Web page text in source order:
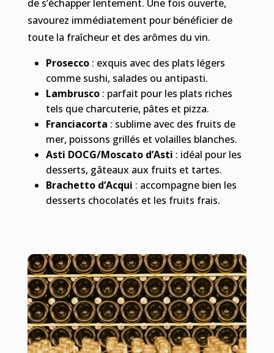
de s’échapper lentement. Une fois ouverte,
savourez immédiatement pour bénéficier de
toute la fraîcheur et des arômes du vin.
Prosecco: exquis avec des plats légers
comme sushi, salades ou antipasti.
Lambrusco: parfait pour les plats riches
tels que charcuterie, pâtes et pizza.
Franciacorta : sublime avec des fruits de
mer, poissons grillés et volailles blanches.
Asti DOCG/Moscato d’Asti : idéal pour les
desserts, gâteaux aux fruits et tartes.
Brachetto d’Acqui : accompagne bien les
desserts chocolatés et les fruits frais.